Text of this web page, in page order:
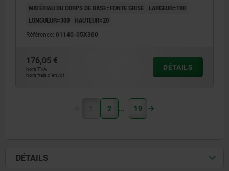
MATÉRIAU DU CORPS DE BASE=FONTE GRISE
LARGEUR=100
LONGUEUR=300
HAUTEUR=20
Référence: 01140-05X300
176,05 €
hors TVA
hors frais d’envoi
DÉTAILS
1 2 19
DÉTAILS